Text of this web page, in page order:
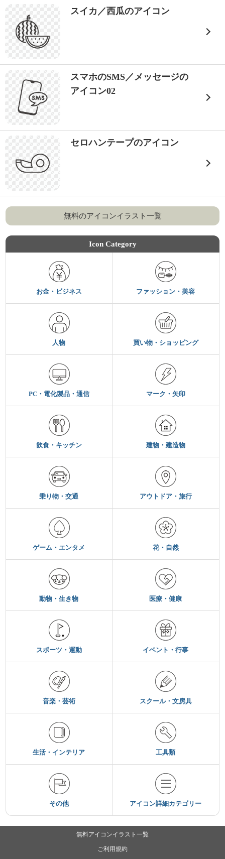
スイカ／西瓜のアイコン
スマホのSMS／メッセージの
アイコン02
セロハンテープのアイコン
無料のアイコンイラスト一覧
Icon Category
お金・ビジネス ファッション・美容
人物 買い物・ショッピング
PC・電化製品・通信 マーク・矢印
飲食・キッチン 建物・建造物
乗り物・交通 アウトドア・旅行
ゲーム・エンタメ 花・自然
動物・生き物 医療・健康
スポーツ・運動 イベント・行事
音楽・芸術 スクール・文房具
生活・インテリア 工具類
その他 アイコン詳細カテゴリー
無料アイコンイラスト一覧
ご利用規約